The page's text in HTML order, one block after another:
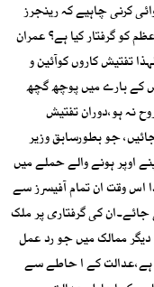
کرنی چاہیے کہ رینجرز
کو گرفتار کیا ہے؟ عمران
تفتیش کاروں کوآئین و
کے بارے میں پوچھ گچھ
نہ ہو،دوران تفتیش
جو بطورسابق وزیر
اوپر ہونے والے حملے میں
اس وقت ان تمام آفیسرز سے
کی گرفتاری پر ملک
دیگر ممالک میں جو رد عمل
ہے،عدالت کے ا حاطے سے